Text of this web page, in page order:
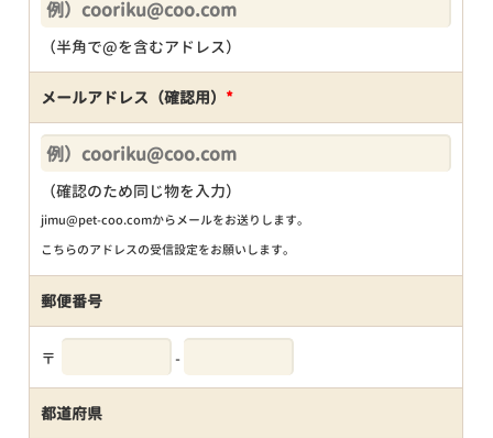
（半角で@を含むアドレス）
メールアドレス（確認用） *
（確認のため同じ物を入力）
jimu@pet-coo.comからメールをお送りします。
こちらのアドレスの受信設定をお願いします。
郵便番号
〒 -
都道府県